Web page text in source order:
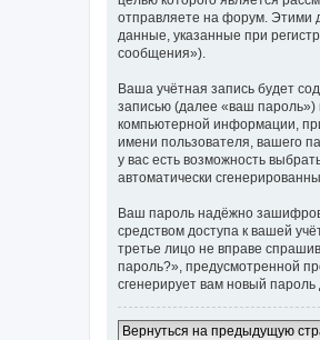
отправляете на форум. Этими
данные, указанные при
сообщения»).
Ваша учётная запись будет
записью (далее «ваш
компьютерной информации,
имени пользователя, вашего
у вас есть возможность
автоматически
Ваш пароль надёжно
средством доступа к вашей
третье лицо не вправе
пароль?», предусмотренной
сгенерирует вам новый
Вернуться на предыдущую